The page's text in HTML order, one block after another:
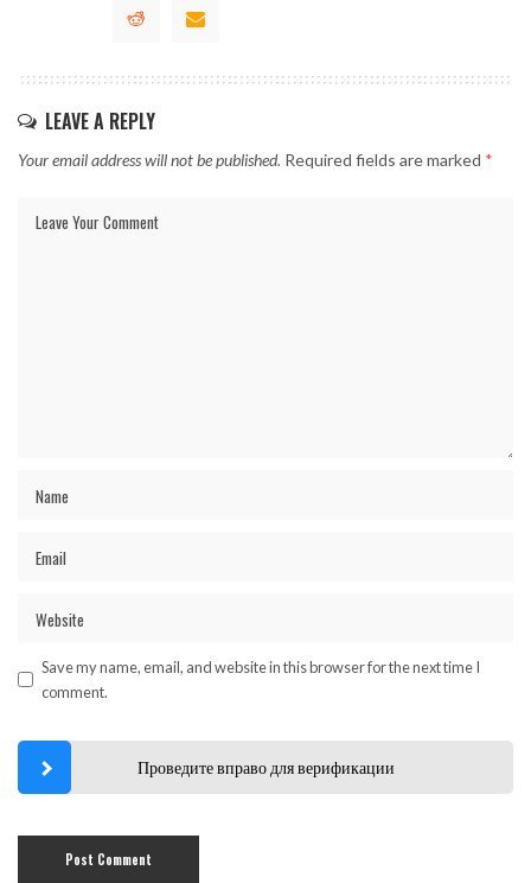
LEAVE A REPLY
Your email address will not be published. Required fields are marked *
Save my name, email, and website in this browser for the next time I
comment.
Проведите вправо для верификации